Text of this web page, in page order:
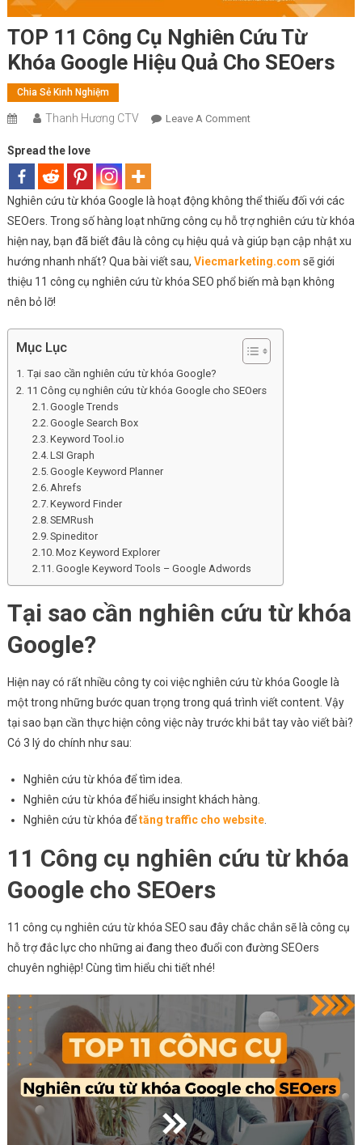
TOP 11 Công Cụ Nghiên Cứu Từ
Khóa Google Hiệu Quả Cho SEOers
Chia Sẻ Kinh Nghiệm
Thanh Hương CTV Leave A CommentOn
Cứu
Từ
Khóa
Google
Cho
SEOers
Spread the love
Nghiên cứu từ khóa Google là hoạt động không thể thiếu đối với các
SEOers. Trong số hàng loạt những công cụ hỗ trợ nghiên cứu từ khóa
hiện nay, bạn đã biết đâu là công cụ hiệu quả và giúp bạn cập nhật xu
hướng nhanh nhất? Qua bài viết sau, Viecmarketing.com sẽ giới
thiệu 11 công cụ nghiên cứu từ khóa SEO phổ biến mà bạn không
nên bỏ lỡ!
Mục Lục
Tại sao cần nghiên cứu từ khóa Google?
11 Công cụ nghiên cứu từ khóa Google cho SEOers
Google Trends
Google Search Box
Keyword Tool.io
LSI Graph
Google Keyword Planner
Ahrefs
Keyword Finder
SEMRush
Spineditor
Moz Keyword Explorer
Google Keyword Tools – Google Adwords
Tại sao cần nghiên cứu từ khóa
Google?
Hiện nay có rất nhiều công ty coi việc nghiên cứu từ khóa Google là
một trong những bước quan trọng trong quá trình viết content. Vậy
tại sao bạn cần thực hiện công việc này trước khi bắt tay vào viết bài?
Có 3 lý do chính như sau:
Nghiên cứu từ khóa để tìm idea.
Nghiên cứu từ khóa để hiểu insight khách hàng.
Nghiên cứu từ khóa đểtăng traffic cho website.
11 Công cụ nghiên cứu từ khóa
Google cho SEOers
11 công cụ nghiên cứu từ khóa SEO sau đây chắc chắn sẽ là công cụ
hỗ trợ đắc lực cho những ai đang theo đuổi con đường SEOers
chuyên nghiệp! Cùng tìm hiểu chi tiết nhé!